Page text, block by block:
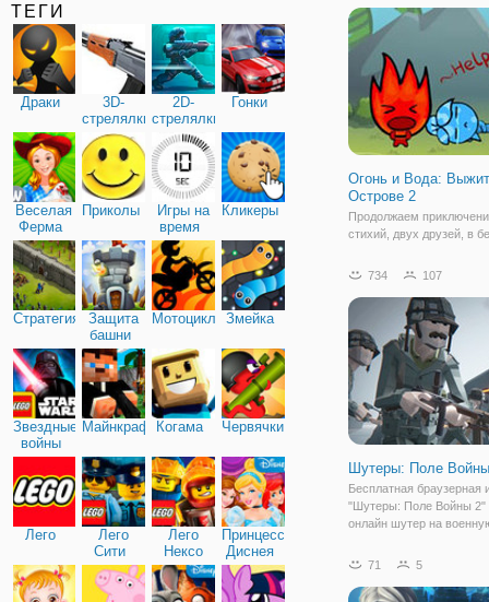
ТЕГИ
Драки
3D-
стрелялки
2D-
стрелялки
Гонки
Веселая
Ферма
Приколы
Игры на
время
Кликеры
Стратегия
Защита
башни
МотоциклыЗмейка
Звездные
войны
МайнкрафтКогама Червячки
Лего
Лего
Сити
Лего
Нексо
Найтс
Принцессы
Диснея
Огонь и Вода:
Острове 2
Продолжаем
стихий, двух друзей, в
Выжить на Острове 2".
в засаду, оказавшись на
таинственном острове.
стихиям
734 107
Шутеры: Поле
Бесплатная браузерная
"Шутеры: Поле Войны 2"
онлайн шутер на
за военного, который
старается выжить. Вы
71 5